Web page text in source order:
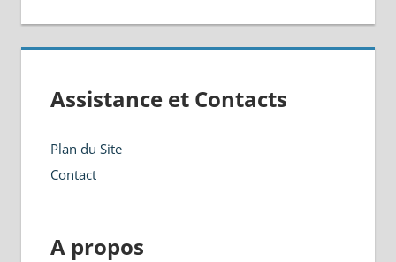
Assistance et Contacts
Plan du Site
Contact
A propos